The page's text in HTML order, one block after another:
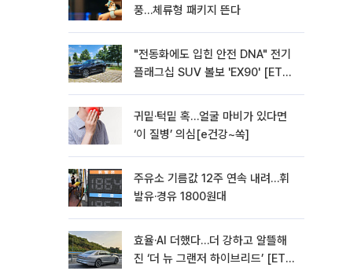
풍…체류형 패키지 뜬다
"전동화에도 입힌 안전 DNA" 전기
플래그십 SUV 볼보 'EX90' [ET의
귀밑·턱밑 혹…얼굴 마비가 있다면
‘이 질병’ 의심[e건강~쏙]
주유소 기름값 12주 연속 내려…휘
발유·경유 1800원대
효율·AI 더했다…더 강하고 알뜰해
진 ‘더 뉴 그랜저 하이브리드’ [ET의